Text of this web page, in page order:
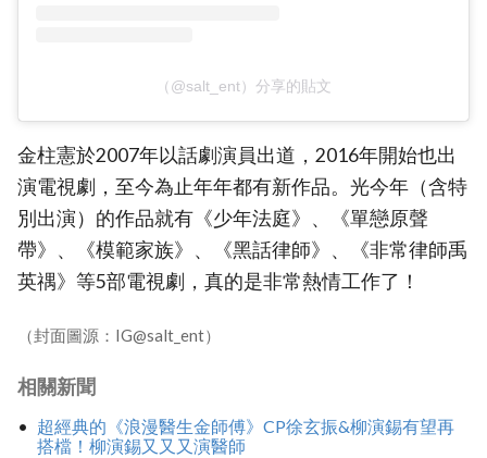
（@salt_ent）分享的貼文
金柱憲於2007年以話劇演員出道，2016年開始也出
演電視劇，至今為止年年都有新作品。光今年（含特
別出演）的作品就有《少年法庭》、《單戀原聲
帶》、《模範家族》、《黑話律師》、《非常律師禹
英禑》等5部電視劇，真的是非常熱情工作了！
（封面圖源：IG@salt_ent）
相關新聞
超經典的《浪漫醫生金師傅》CP徐玄振&柳演錫有望再
搭檔！柳演錫又又又演醫師